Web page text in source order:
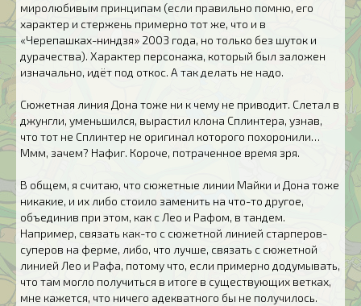
миролюбивым принципам (если правильно помню, его
характер и стержень примерно тот же, что и в
«Черепашках-ниндзя» 2003 года, но только без шуток и
дурачества). Характер персонажа, который был заложен
изначально, идёт под откос. А так делать не надо.
Сюжетная линия Дона тоже ни к чему не приводит. Слетал в
джунгли, уменьшился, вырастил клона Сплинтера, узнав,
что тот не Сплинтер не оригинал которого похоронили…
Ммм, зачем? Нафиг. Короче, потраченное время зря.
В общем, я считаю, что сюжетные линии Майки и Дона тоже
никакие, и их либо стоило заменить на что-то другое,
объединив при этом, как с Лео и Рафом, в тандем.
Например, связать как-то с сюжетной линией старперов-
суперов на ферме, либо, что лучше, связать с сюжетной
линией Лео и Рафа, потому что, если примерно додумывать,
что там могло получиться в итоге в существующих ветках,
мне кажется, что ничего адекватного бы не получилось.